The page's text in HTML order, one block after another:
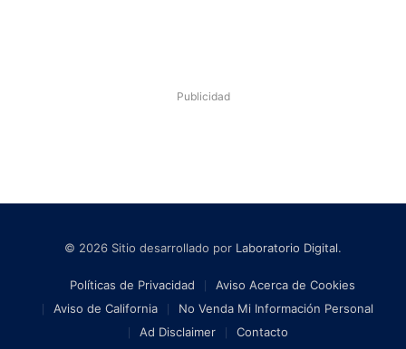
Publicidad
© 2026 Sitio desarrollado por Laboratorio Digital.
Políticas de Privacidad
Aviso Acerca de Cookies
Aviso de California
No Venda Mi Información Personal
Ad Disclaimer
Contacto